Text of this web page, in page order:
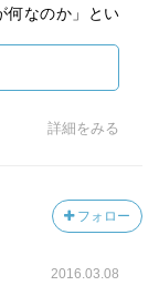
何なのか」とい
との比較によ
こと。
切。僕は意志
努力を続けられ
与えてくれる
詳細をみる
フォロー
2016.03.08